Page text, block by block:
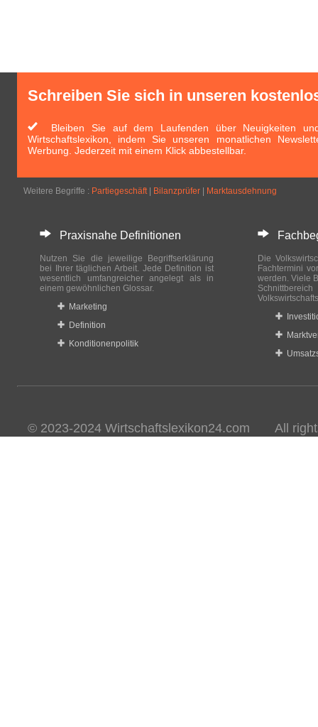
Schreiben Sie sich in unseren
Bleiben Sie auf dem Laufenden über Neuigkeiten
Wirtschaftslexikon, indem Sie unseren monatlichen
Werbung. Jederzeit mit einem Klick abbestellbar.
Weitere Begriffe : Partiegeschäft| Bilanzprüfer Marktausdehnung
Praxisnahe Definitionen
Nutzen Sie die jeweilige Begriffserklärung
bei Ihrer täglichen Arbeit. Jede Definition ist
wesentlich umfangreicher angelegt als in
einem gewöhnlichen Glossar.
Marketing
Definition
Konditionenpolitik
Die
Fachtermini
werden. Viele
© 2023-2024 Wirtschaftslexikon24.com All